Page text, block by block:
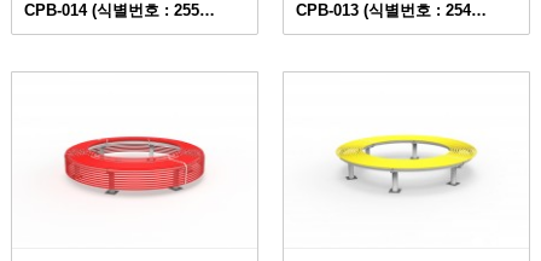
CPB-014 (식별번호 : 25535284) CPB-013 (식별번호 : 25474695)